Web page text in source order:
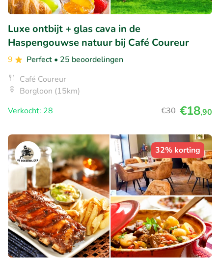
Luxe ontbijt + glas cava in de
Haspengouwse natuur bij Café Coureur
9 Perfect • 25 beoordelingen
Café Coureur
Borgloon (15km)
Verkocht: 28
€30 €18,90
32% korting